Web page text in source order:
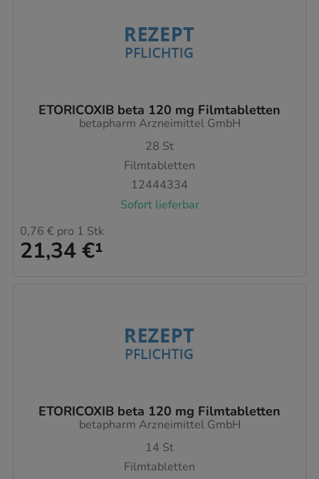
ETORICOXIB beta 120 mg Filmtabletten
betapharm Arzneimittel GmbH
28 St
Filmtabletten
12444334
Sofort lieferbar
21,34 €¹
0,76 € pro 1 Stk
ETORICOXIB beta 120 mg Filmtabletten
betapharm Arzneimittel GmbH
14 St
Filmtabletten